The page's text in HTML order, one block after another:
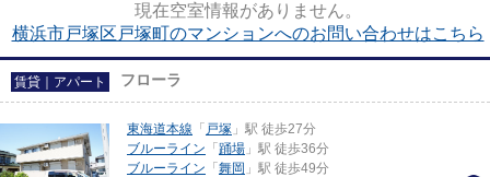
現在空室情報がありません。
横浜市戸塚区戸塚町のマンションへのお問い合わせはこちら
賃貸｜アパート フローラ
東海道本線 「 戸塚 」駅 徒歩27分
ブルーライン 「 踊場 」駅 徒歩36分
ブルーライン 「 舞岡 」駅 徒歩49分